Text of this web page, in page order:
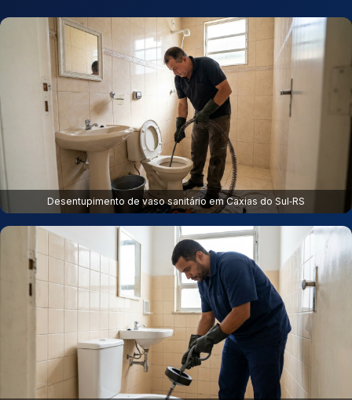
Desentupimento de vaso sanitário em Caxias do Sul‑RS